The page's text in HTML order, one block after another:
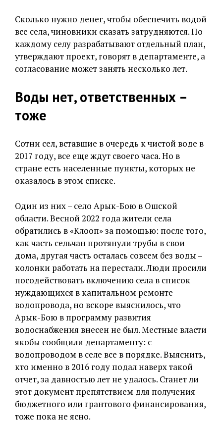
Сколько нужно денег, чтобы обеспечить водой
все села, чиновники сказать затрудняются. По
каждому селу разрабатывают отдельный план,
утверждают проект, говорят в департаменте, а
согласование может занять несколько лет.
Воды нет, ответственных –
тоже
Сотни сел, вставшие в очередь к чистой воде в
2017 году, все еще ждут своего часа. Но в
стране есть населенные пункты, которых не
оказалось в этом списке.
Один из них – село Арык-Бою в Ошской
области. Весной 2022 года жители села
обратились в «Клооп» за помощью: после того,
как часть сельчан протянули трубы в свои
дома, другая часть осталась совсем без воды –
колонки работать на перестали. Люди просили
посодействовать включению села в список
нуждающихся в капитальном ремонте
водопровода, но вскоре выяснилось, что
Арык-Бою в программу развития
водоснабжения внесен не был. Местные власти
якобы сообщили департаменту: с
водопроводом в селе все в порядке. Выяснить,
кто именно в 2016 году подал наверх такой
отчет, за давностью лет не удалось. Станет ли
этот документ препятствием для получения
бюджетного или грантового финансирования,
тоже пока не ясно.